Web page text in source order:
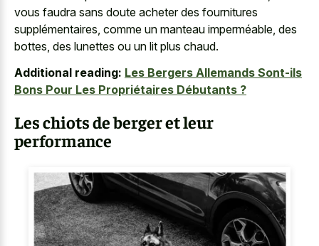
vous faudra sans doute acheter des fournitures
supplémentaires, comme un manteau imperméable, des
bottes, des lunettes ou un lit plus chaud.
Additional reading: Les Bergers Allemands Sont-ils
Bons Pour Les Propriétaires Débutants ?
Les chiots de berger et leur
performance